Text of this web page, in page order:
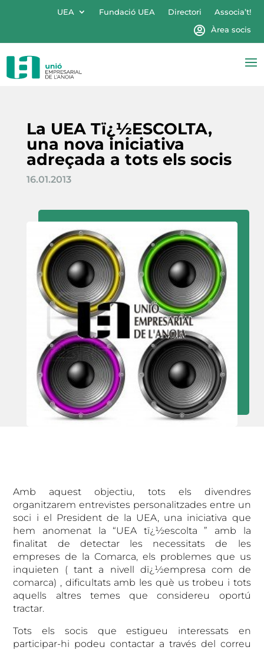
UEA Fundació UEA Directori
Associa’t!
Àrea socis
La UEA Tï¿½ESCOLTA,
una nova iniciativa
adreçada a tots els socis
16.01.2013
Amb aquest objectiu, tots els divendres
organitzarem entrevistes personalitzades entre un
soci i el President de la UEA, una iniciativa que
hem anomenat la “UEA tï¿½escolta ” amb la
finalitat de detectar les necessitats de les
empreses de la Comarca, els problemes que us
inquieten ( tant a nivell dï¿½empresa com de
comarca) , dificultats amb les què us trobeu i tots
aquells altres temes que considereu oportú
tractar.
Tots els socis que estigueu interessats en
participar-hi podeu contactar a través del correu